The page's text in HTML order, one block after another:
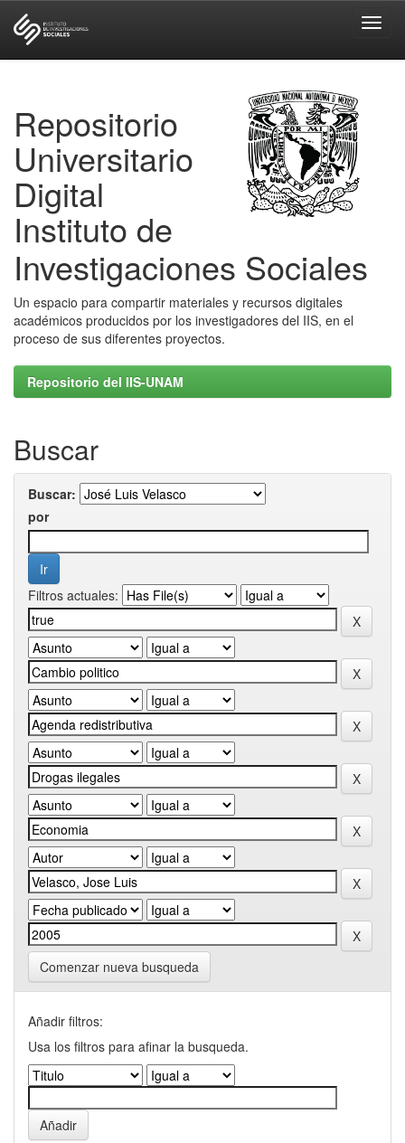
Repositorio
Universitario
Digital
Instituto de
Investigaciones Sociales
Un espacio para compartir materiales y recursos digitales
académicos producidos por los investigadores del IIS, en el
proceso de sus diferentes proyectos.
Repositorio del IIS-UNAM
Buscar
Buscar:
por
Filtros actuales:
Comenzar nueva busqueda
Añadir filtros:
Usa los filtros para afinar la busqueda.